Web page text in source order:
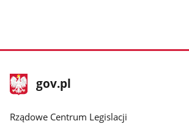
stopka
gov.plStrona
gov.pl
Rządowe Centrum Legislacji